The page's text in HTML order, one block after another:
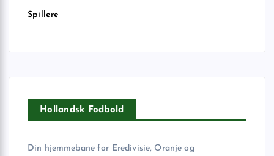
Spillere
Hollandsk Fodbold
Din hjemmebane for Eredivisie, Oranje og